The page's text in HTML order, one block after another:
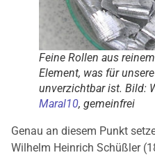
Feine Rollen aus
Element, was für
unverzichtbar ist. Bild:
Maral10, gemeinfrei
Genau an diesem Punkt
Wilhelm Heinrich Schüßler